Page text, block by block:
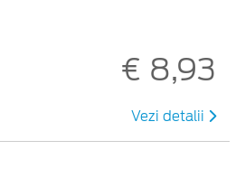
€ 8,93
Vezi detalii